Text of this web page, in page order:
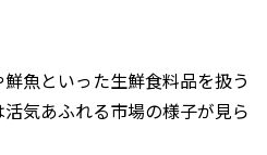
魚といった生鮮食料品を扱う
気あふれる市場の様子が見ら